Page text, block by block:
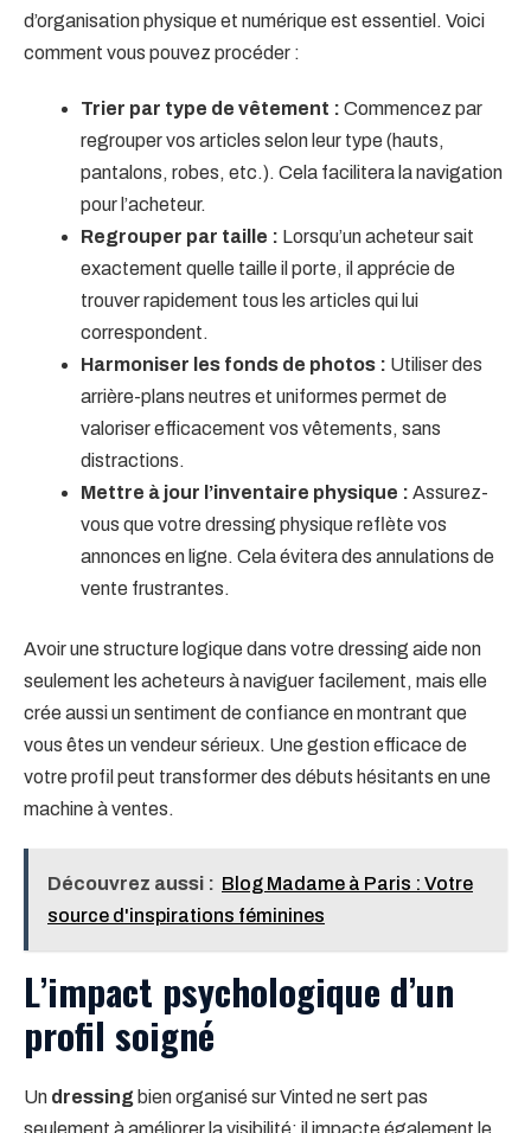
d’organisation physique et numérique est essentiel. Voici
comment vous pouvez procéder :
Trier par type de vêtement : Commencez par
regrouper vos articles selon leur type (hauts,
pantalons, robes, etc.). Cela facilitera la navigation
pour l’acheteur.
Regrouper par taille : Lorsqu’un acheteur sait
exactement quelle taille il porte, il apprécie de
trouver rapidement tous les articles qui lui
correspondent.
Harmoniser les fonds de photos : Utiliser des
arrière-plans neutres et uniformes permet de
valoriser efficacement vos vêtements, sans
distractions.
Mettre à jour l’inventaire physique : Assurez-
vous que votre dressing physique reflète vos
annonces en ligne. Cela évitera des annulations de
vente frustrantes.
Avoir une structure logique dans votre dressing aide non
seulement les acheteurs à naviguer facilement, mais elle
crée aussi un sentiment de confiance en montrant que
vous êtes un vendeur sérieux. Une gestion efficace de
votre profil peut transformer des débuts hésitants en une
machine à ventes.
Découvrez aussi : Blog Madame à Paris : Votre
source d'inspirations féminines
L’impact psychologique d’un
profil soigné
Un dressing bien organisé sur Vinted ne sert pas
seulement à améliorer la visibilité; il impacte également le